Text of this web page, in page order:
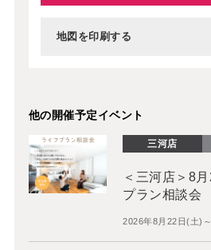
地図を印刷する
他の開催予定イベント
三河店
＜三河店＞8
プラン相談会
2026年8月22日(土)